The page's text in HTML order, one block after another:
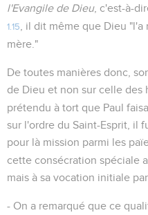
l'Evangile de Dieu, c'est-à-
1.15
, il dit même que Dieu
mère."
De toutes manières donc,
de Dieu et non sur celle des
prétendu à tort que Paul
sur l'ordre du Saint-Esprit, il
pour là mission parmi les
cette consécration spéciale
mais à sa vocation initiale
- On a remarqué que ce